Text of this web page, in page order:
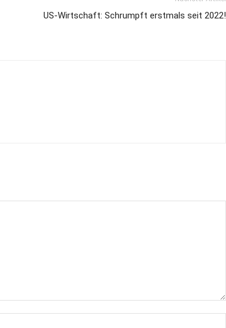
US-Wirtschaft: Schrumpft erstmals seit 2022!